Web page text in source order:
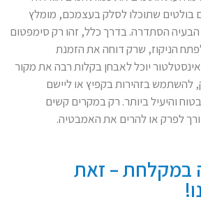
בולטים שתוכלו לסלק בעצמכם, מומלץ
הסתדרה. בדרך כלל, זהו רק סימפטום
הניקוז, שרק דוחה את הזמנת
יוכל לאבחן בקלות רבה את מקור
להשתמש בזהירות בקפיץ או ליישם
והיעיל ביותר. רק במקרים קשים
לפרק או להרים את האמבטיה.
במקלחת – זאת